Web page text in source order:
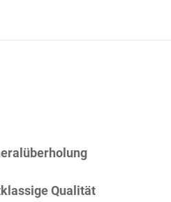
Qualität